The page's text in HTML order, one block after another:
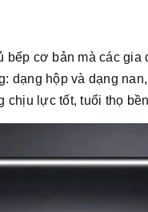
bếp cơ bản mà các
dạng hộp và dạng
chịu lực tốt, tuổi thọ